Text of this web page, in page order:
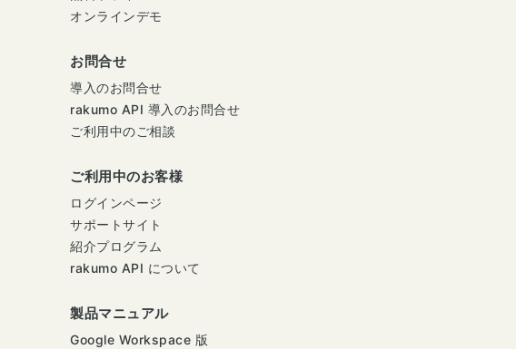
オンラインデモ
お問合せ
導入のお問合せ
rakumo API 導入のお問合せ
ご利用中のご相談
ご利用中のお客様
ログインページ
サポートサイト
紹介プログラム
rakumo API について
製品マニュアル
Google Workspace 版